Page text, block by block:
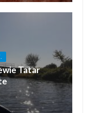
Tatar